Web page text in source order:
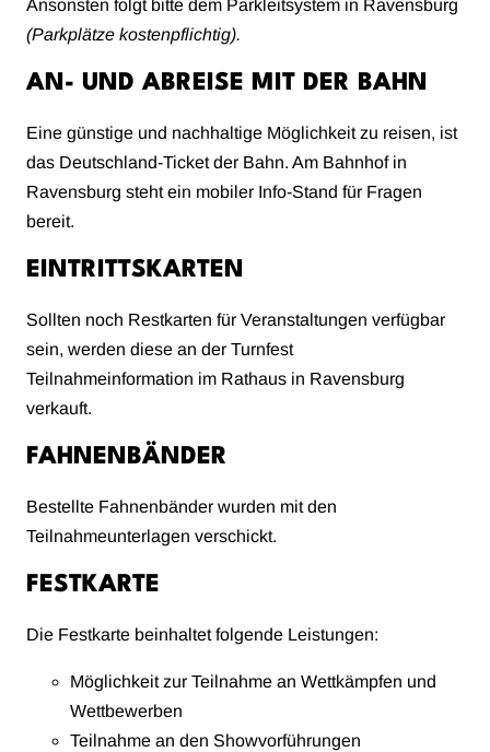
Ansonsten folgt bitte dem Parkleitsystem in Ravensburg
(Parkplätze kostenpflichtig).
AN- UND ABREISE MIT DER BAHN
Eine günstige und nachhaltige Möglichkeit zu reisen, ist
das Deutschland-Ticket der Bahn. Am Bahnhof in
Ravensburg steht ein mobiler Info-Stand für Fragen
bereit.
EINTRITTSKARTEN
Sollten noch Restkarten für Veranstaltungen verfügbar
sein, werden diese an der Turnfest
Teilnahmeinformation im Rathaus in Ravensburg
verkauft.
FAHNENBÄNDER
Bestellte Fahnenbänder wurden mit den
Teilnahmeunterlagen verschickt.
FESTKARTE
Die Festkarte beinhaltet folgende Leistungen:
Möglichkeit zur Teilnahme an Wettkämpfen und
Wettbewerben
Teilnahme an den Showvorführungen